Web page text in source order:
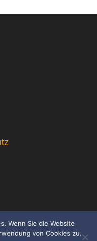
Wenn Sie die Website
von Cookies zu.